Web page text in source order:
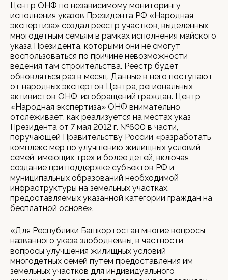
Центр ОНФ по независимому мониторингу
исполнения указов Президента РФ «Народная
экспертиза» создал реестр участков, выделенных
многодетным семьям в рамках исполнения майского
указа Президента, которыми они не смогут
воспользоваться по причине невозможности
ведения там строительства. Реестр будет
обновляться раз в месяц. Данные в него поступают
от народных экспертов Центра, региональных
активистов ОНФ, из обращений граждан. Центр
«Народная экспертиза» ОНФ внимательно
отслеживает, как реализуется на местах указ
Президента от 7 мая 2012 г. №600 в части,
поручающей Правительству России «разработать
комплекс мер по улучшению жилищных условий
семей, имеющих трех и более детей, включая
создание при поддержке субъектов РФ и
муниципальных образований необходимой
инфраструктуры на земельных участках,
предоставляемых указанной категории граждан на
бесплатной основе».
«Для Республики Башкортостан многие вопросы
названного указа злободневны, в частности,
вопросы улучшения жилищных условий
многодетных семей путем предоставления им
земельных участков для индивидуального